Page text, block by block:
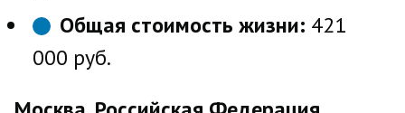
Общая стоимость жизни: 421
000 руб.